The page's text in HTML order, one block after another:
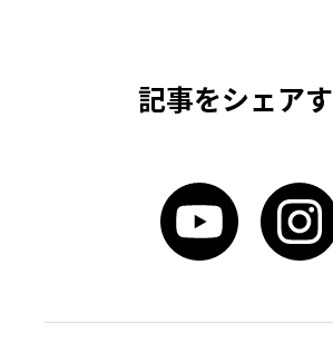
記事をシェア